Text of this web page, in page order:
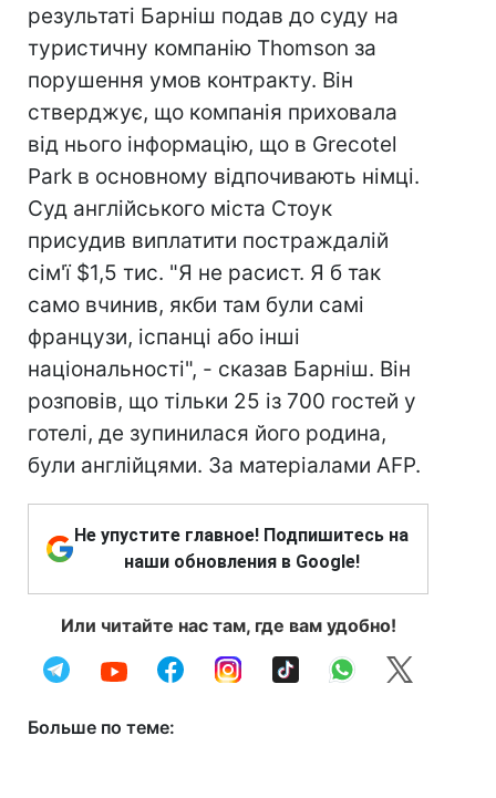
результаті Барніш подав до суду на
туристичну компанію Thomson за
порушення умов контракту. Він
стверджує, що компанія приховала
від нього інформацію, що в Grecotel
Park в основному відпочивають німці.
Суд англійського міста Стоук
присудив виплатити постраждалій
сім'ї $1,5 тис. "Я не расист. Я б так
само вчинив, якби там були самі
французи, іспанці або інші
національності", - сказав Барніш. Він
розповів, що тільки 25 із 700 гостей у
готелі, де зупинилася його родина,
були англійцями. За матеріалами AFP.
Не упустите главное! Подпишитесь на
наши обновления в Google!
Или читайте нас там, где вам удобно!
Больше по теме: